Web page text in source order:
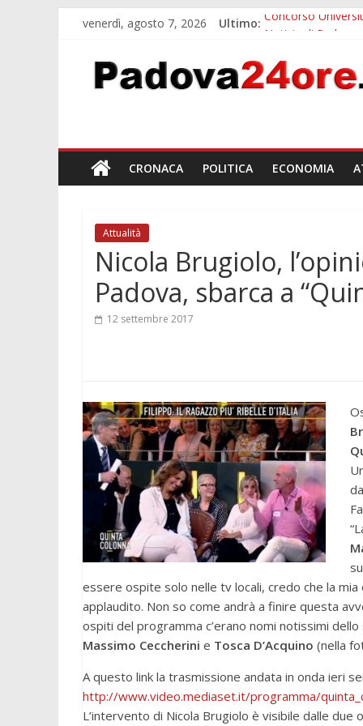
venerdì, agosto 7, 2026 Ultimo: Concorso
Slow Looking
Notizie di Padova
Orto Botanico
CRONACA POLITICA ECONOMIA
Attualità
Nicola Brugiolo,
Padova, sbarca a
12 settembre 2017
essere ospite solo nelle tv locali, credo che la
applaudito. Non so come andrà a finire questa
ospiti del programma c’erano nomi notissimi
Massimo Ceccherini e Tosca D’Acquino (nella
A questo link la trasmissione andata in onda ieri
http://www.video.mediaset.it/programma/
L’intervento di Nicola Brugiolo è visibile dalle due